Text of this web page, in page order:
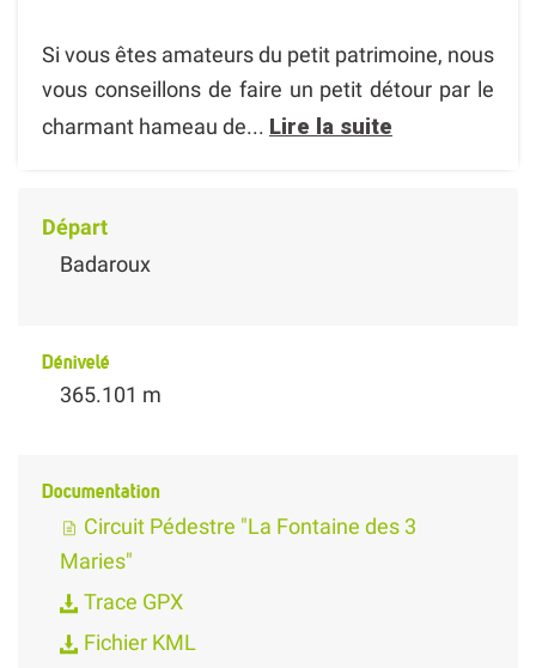
Si vous êtes amateurs du petit patrimoine, nous
vous conseillons de faire un petit détour par le
charmant hameau de... Lire la suite
Départ
Badaroux
Dénivelé
365.101 m
Documentation
Circuit Pédestre "La Fontaine des 3
Maries"
Trace GPX
Fichier KML